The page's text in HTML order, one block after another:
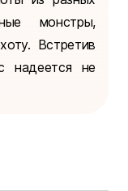
монстры,
Встретив
надеется не